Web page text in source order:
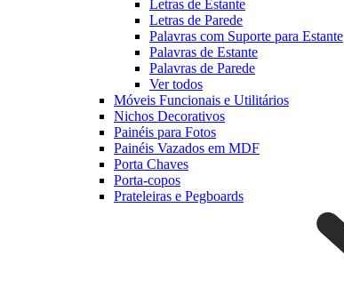
Letras de Estante
Letras de Parede
Palavras com Suporte para Estante
Palavras de Estante
Palavras de Parede
Ver todos
Móveis Funcionais e Utilitários
Nichos Decorativos
Painéis para Fotos
Painéis Vazados em MDF
Porta Chaves
Porta-copos
Prateleiras e Pegboards